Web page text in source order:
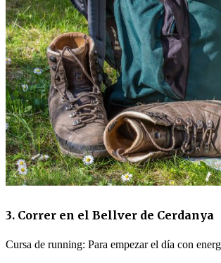
3. Correr en el Bellver de Cerdanya
Cursa de running: Para empezar el día con